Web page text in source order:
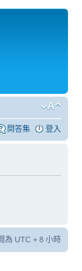
問答集 登入
為 UTC + 8 小時